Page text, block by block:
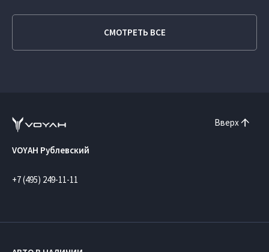
СМОТРЕТЬ ВСЕ
Вверх
VOYAH Рублевский
+7 (495) 249-11-11